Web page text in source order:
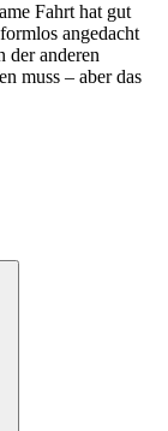
Fahrt hat gut
angedacht
der anderen
muss – aber das